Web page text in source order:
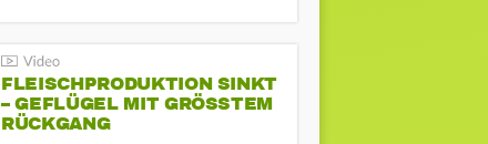
FLEISCHPRODUKTION SINKT
– GEFLÜGEL MIT GRÖSSTEM R
ÜCKGANG